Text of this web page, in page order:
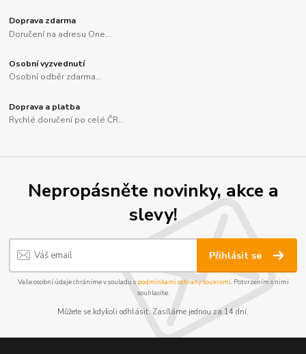
Doprava zdarma
Doručení na adresu One...
Osobní vyzvednutí
Osobní odběr zdarma...
Doprava a platba
Rychlé doručení po celé ČR...
Nepropásněte novinky, akce a
slevy!
Přihlásit se
Vaše osobní údaje chráníme v souladu s podmínkami ochrany soukromí. Potvrzením s nimi
souhlasíte.
Můžete se kdykoli odhlásit. Zasíláme jednou za 14 dní.